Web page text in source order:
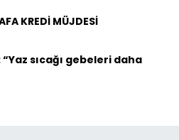
KREDİ MÜJDESİ
sıcağı gebeleri daha